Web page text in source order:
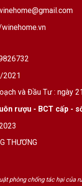
2021
và Đầu Tư : ngày
rượu - BCT cấp -
THƯƠNG
phòng chống tác hại của